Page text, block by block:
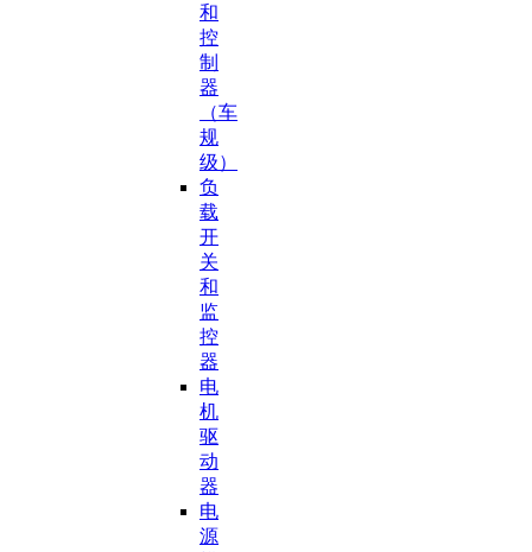
和
控
制
器
（车
规
级）
负
载
开
关
和
监
控
器
电
机
驱
动
器
电
源